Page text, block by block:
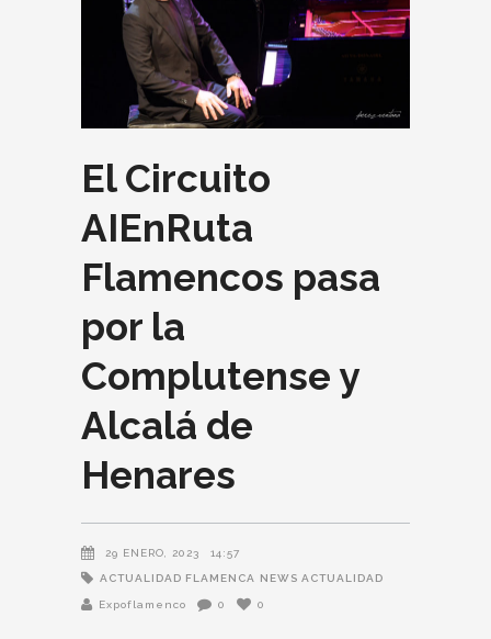
El Circuito
AIEnRuta
Flamencos pasa
por la
Complutense y
Alcalá de
Henares
29 ENERO, 2023 14:57
ACTUALIDAD FLAMENCA NEWS ACTUALIDAD
Expoflamenco 0 0